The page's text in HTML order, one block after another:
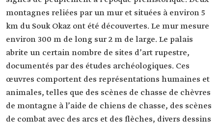
montagnes reliées par un mur et situées à environ 5
km du Souk Okaz ont été découvertes. Le mur mesure
environ 300 m de long sur 2 m de large. Le palais
abrite un certain nombre de sites d’art rupestre,
documentés par des études archéologiques. Ces
œuvres comportent des représentations humaines et
animales, telles que des scènes de chasse de chèvres
de montagne à l’aide de chiens de chasse, des scènes
de combat avec des arcs et des flèches, divers dessins